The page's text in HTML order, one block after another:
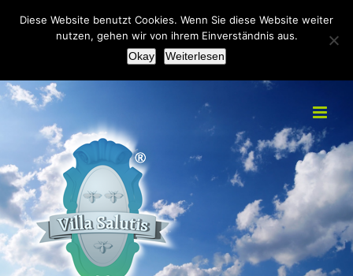
+49(0)2151 451092 info@villa-salutis.de
Facebook
Diese Website benutzt Cookies. Wenn Sie diese Website weiter
nutzen, gehen wir von ihrem Einverständnis aus.
Okay
Weiterlesen